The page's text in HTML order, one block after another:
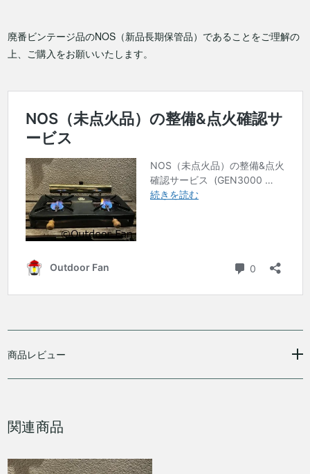
廃番ビンテージ品のNOS（新品長期保管品）であることをご理解の
上、ご購入をお願いいたします。
商品レビュー
関連商品